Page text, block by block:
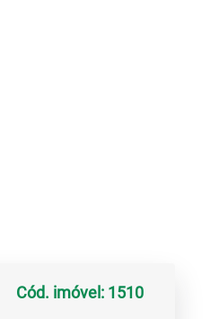
Cód. imóvel: 1510